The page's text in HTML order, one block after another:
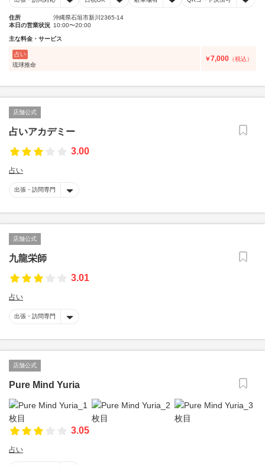
住所
沖縄県石垣市新川2365-14
本日の営業状況 10:00〜20:00
主な料金・サービス
占い
琉球推命
￥7,000 （税込）
店舗公式
占いアカデミー
3.00
占い
出張・訪問専門
店舗公式
九龍栄師
3.01
占い
出張・訪問専門
店舗公式
Pure Mind Yuria
3.05
占い